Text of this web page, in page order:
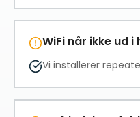
WiFi når ikke ud
Vi installerer